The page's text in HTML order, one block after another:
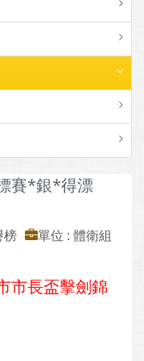
賽*銀*得漂
榜
單位 : 體衛組
市長盃擊劍錦